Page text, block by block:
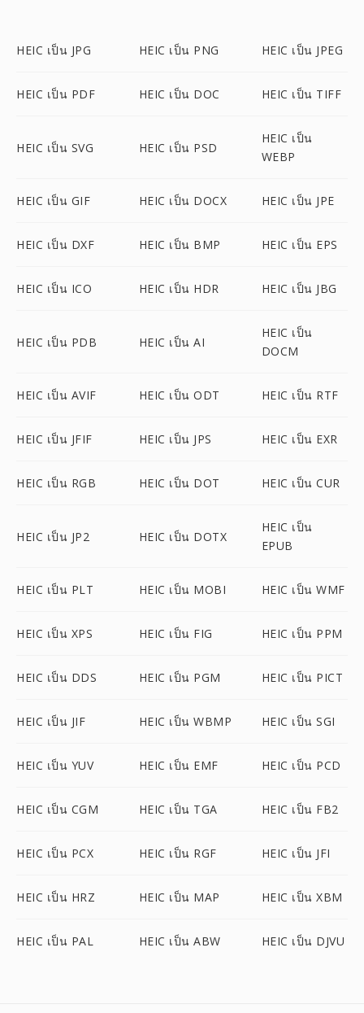
HEIC เป็น JPG HEIC เป็น PNG HEIC เป็น JPEG
HEIC เป็น PDF HEIC เป็น DOC HEIC เป็น TIFF
HEIC เป็น SVG HEIC เป็น PSD
HEIC เป็น
WEBP
HEIC เป็น GIF HEIC เป็น DOCX HEIC เป็น JPE
HEIC เป็น DXF HEIC เป็น BMP HEIC เป็น EPS
HEIC เป็น ICO HEIC เป็น HDR HEIC เป็น JBG
HEIC เป็น PDB HEIC เป็น AI
HEIC เป็น
DOCM
HEIC เป็น AVIF HEIC เป็น ODT HEIC เป็น RTF
HEIC เป็น JFIF HEIC เป็น JPS HEIC เป็น EXR
HEIC เป็น RGB HEIC เป็น DOT HEIC เป็น CUR
HEIC เป็น JP2 HEIC เป็น DOTX
HEIC เป็น
EPUB
HEIC เป็น PLT HEIC เป็น MOBI HEIC เป็น WMF
HEIC เป็น XPS HEIC เป็น FIG HEIC เป็น PPM
HEIC เป็น DDS HEIC เป็น PGM HEIC เป็น PICT
HEIC เป็น JIF HEIC เป็น WBMP HEIC เป็น SGI
HEIC เป็น YUV HEIC เป็น EMF HEIC เป็น PCD
HEIC เป็น CGM HEIC เป็น TGA HEIC เป็น FB2
HEIC เป็น PCX HEIC เป็น RGF HEIC เป็น JFI
HEIC เป็น HRZ HEIC เป็น MAP HEIC เป็น XBM
HEIC เป็น PAL HEIC เป็น ABW HEIC เป็น DJVU